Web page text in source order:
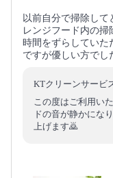
以前自分で掃除して
レンジフード内の掃
時間をずらしていた
ですが優しい方でし
KTクリーンサービ
この度はご利用い
ドの音が静かにな
上げます🙇